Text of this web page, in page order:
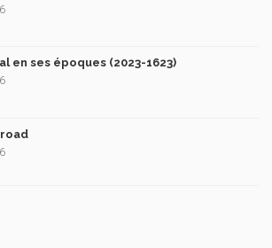
en ses époques (2023-1623)